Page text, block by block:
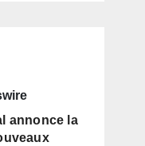
annonce la